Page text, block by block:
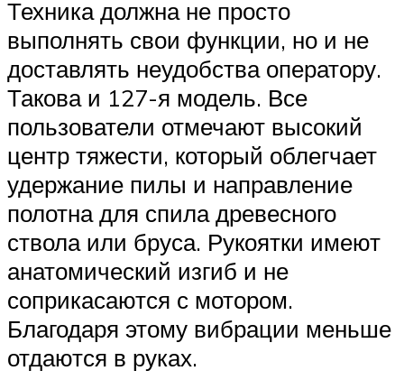
Техника должна не просто
выполнять свои функции, но и не
доставлять неудобства оператору.
Такова и 127-я модель. Все
пользователи отмечают высокий
центр тяжести, который облегчает
удержание пилы и направление
полотна для спила древесного
ствола или бруса. Рукоятки имеют
анатомический изгиб и не
соприкасаются с мотором.
Благодаря этому вибрации меньше
отдаются в руках.